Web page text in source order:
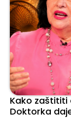
Kako
Doktorka